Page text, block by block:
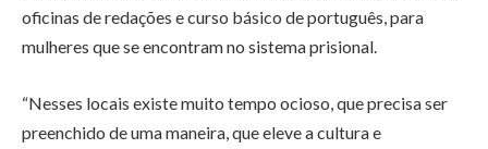
oficinas de redações e curso básico de português, para
mulheres que se encontram no sistema prisional.
“Nesses locais existe muito tempo ocioso, que precisa ser
preenchido de uma maneira, que eleve a cultura e